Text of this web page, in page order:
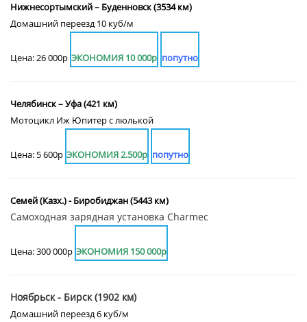
Нижнесортымский – Буденновск (3534 км)
Домашний переезд 10 куб/м
Цена: 26 000р ЭКОНОМИЯ 10 000р попутно
Челябинск – Уфа (421 км)
Мотоцикл Иж Юпитер с люлькой
Цена: 5 600р ЭКОНОМИЯ 2.500р попутно
Семей (Казх.) - Биробиджан (5443 км)
Самоходная зарядная установка Charmec
Цена: 300 000р ЭКОНОМИЯ 150 000р
Ноябрьск - Бирск (1902 км)
Домашний переезд 6 куб/м